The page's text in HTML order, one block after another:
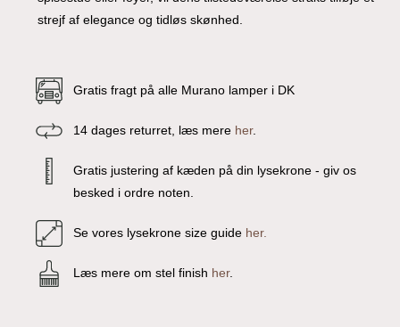
strejf af elegance og tidløs skønhed.
Gratis fragt på alle Murano lamper i DK
14 dages returret, læs mere her.
Gratis justering af kæden på din lysekrone - giv os
besked i ordre noten.
Se vores lysekrone size guide her.
Læs mere om stel finish her.